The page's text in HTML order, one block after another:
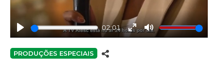
Play
02:01
EnterMute
PRODUÇÕES ESPECIAIS